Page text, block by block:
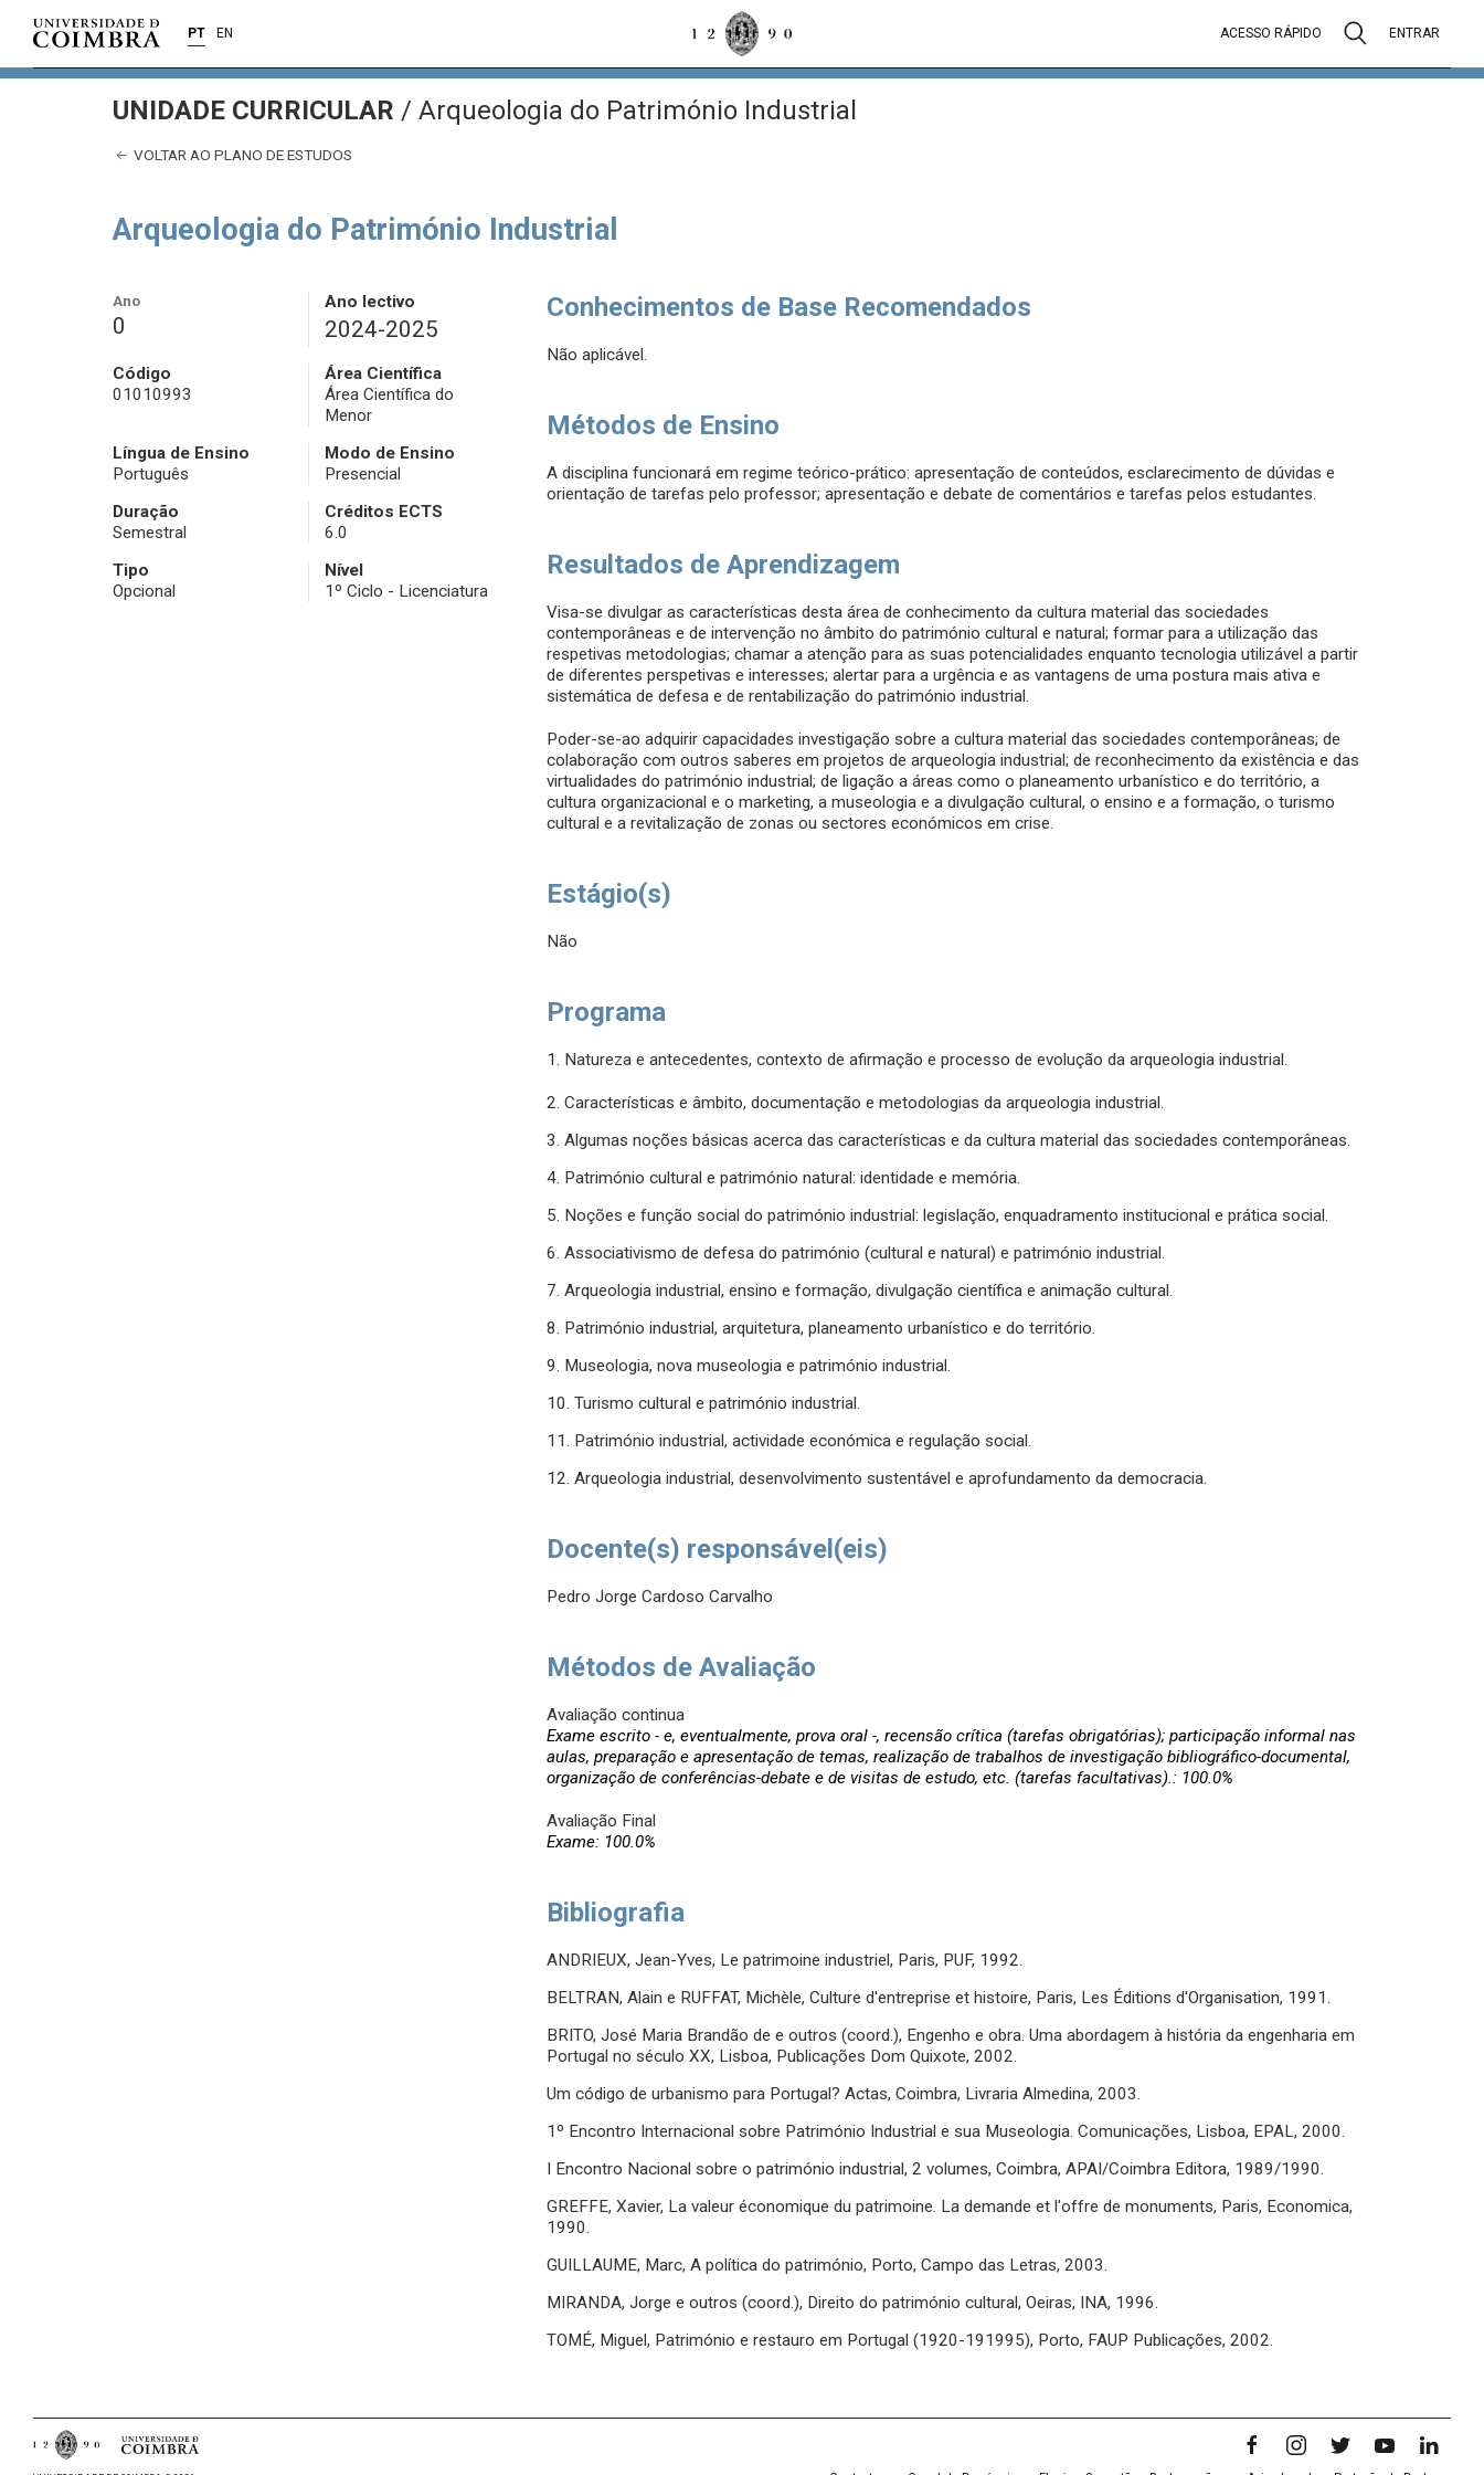
PT EN ACESSO RÁPIDO ENTRAR
UNIDADE CURRICULAR / Arqueologia do Património Industrial
VOLTAR AO PLANO DE ESTUDOS
Arqueologia do Património Industrial
Ano
0
Ano lectivo
2024-2025
Código
01010993
Área Científica
Área Científica do
Menor
Língua de Ensino
Português
Modo de Ensino
Presencial
Duração
Semestral
Créditos ECTS
6.0
Tipo
Opcional
Nível
1º Ciclo - Licenciatura
Conhecimentos de Base Recomendados
Não aplicável.
Métodos de Ensino
A disciplina funcionará em regime teórico-prático: apresentação de conteúdos, esclarecimento de dúvidas e
orientação de tarefas pelo professor; apresentação e debate de comentários e tarefas pelos estudantes.
Resultados de Aprendizagem
Visa-se divulgar as características desta área de conhecimento da cultura material das sociedades
contemporâneas e de intervenção no âmbito do património cultural e natural; formar para a utilização das
respetivas metodologias; chamar a atenção para as suas potencialidades enquanto tecnologia utilizável a partir
de diferentes perspetivas e interesses; alertar para a urgência e as vantagens de uma postura mais ativa e
sistemática de defesa e de rentabilização do património industrial.
Poder-se-ao adquirir capacidades investigação sobre a cultura material das sociedades contemporâneas; de
colaboração com outros saberes em projetos de arqueologia industrial; de reconhecimento da existência e das
virtualidades do património industrial; de ligação a áreas como o planeamento urbanístico e do território, a
cultura organizacional e o marketing, a museologia e a divulgação cultural, o ensino e a formação, o turismo
cultural e a revitalização de zonas ou sectores económicos em crise.
Estágio(s)
Não
Programa
1. Natureza e antecedentes, contexto de afirmação e processo de evolução da arqueologia industrial.
2. Características e âmbito, documentação e metodologias da arqueologia industrial.
3. Algumas noções básicas acerca das características e da cultura material das sociedades contemporâneas.
4. Património cultural e património natural: identidade e memória.
5. Noções e função social do património industrial: legislação, enquadramento institucional e prática social.
6. Associativismo de defesa do património (cultural e natural) e património industrial.
7. Arqueologia industrial, ensino e formação, divulgação científica e animação cultural.
8. Património industrial, arquitetura, planeamento urbanístico e do território.
9. Museologia, nova museologia e património industrial.
10. Turismo cultural e património industrial.
11. Património industrial, actividade económica e regulação social.
12. Arqueologia industrial, desenvolvimento sustentável e aprofundamento da democracia.
Docente(s) responsável(eis)
Pedro Jorge Cardoso Carvalho
Métodos de Avaliação
Avaliação continua
Exame escrito - e, eventualmente, prova oral -, recensão crítica (tarefas obrigatórias); participação informal nas
aulas, preparação e apresentação de temas, realização de trabalhos de investigação bibliográfico-documental,
organização de conferências-debate e de visitas de estudo, etc. (tarefas facultativas).: 100.0%
Avaliação Final
Exame: 100.0%
Bibliografia
ANDRIEUX, Jean-Yves, Le patrimoine industriel, Paris, PUF, 1992.
BELTRAN, Alain e RUFFAT, Michèle, Culture d'entreprise et histoire, Paris, Les Éditions d'Organisation, 1991.
BRITO, José Maria Brandão de e outros (coord.), Engenho e obra. Uma abordagem à história da engenharia em
Portugal no século XX, Lisboa, Publicações Dom Quixote, 2002.
Um código de urbanismo para Portugal? Actas, Coimbra, Livraria Almedina, 2003.
1º Encontro Internacional sobre Património Industrial e sua Museologia. Comunicações, Lisboa, EPAL, 2000.
I Encontro Nacional sobre o património industrial, 2 volumes, Coimbra, APAI/Coimbra Editora, 1989/1990.
GREFFE, Xavier, La valeur économique du patrimoine. La demande et l'offre de monuments, Paris, Economica,
1990.
GUILLAUME, Marc, A política do património, Porto, Campo das Letras, 2003.
MIRANDA, Jorge e outros (coord.), Direito do património cultural, Oeiras, INA, 1996.
TOMÉ, Miguel, Património e restauro em Portugal (1920-191995), Porto, FAUP Publicações, 2002.